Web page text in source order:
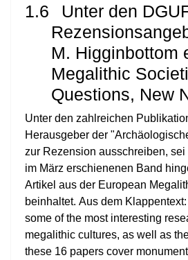
1.6
Unter den
M. Higginbottom
Megalithic
Questions, New
Unter den zahlreichen
Herausgeber der
zur Rezension ausschreiben,
im März erschienenen Band
Artikel aus der European
beinhaltet. Aus dem
some of the most interesting
megalithic cultures, as well as
these 16 papers cover